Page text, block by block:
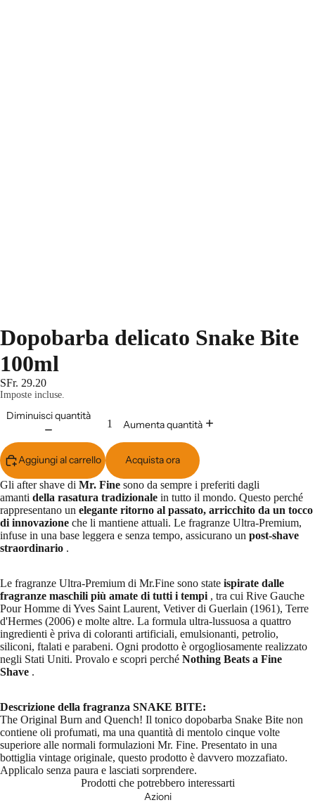
Azioni
Dopobarba delicato Snake Bite
100ml
SFr. 29.20
Imposte incluse.
Diminuisci quantità
Aumenta quantità
Aggiungi al carrello Acquista ora
Gli after shave di Mr. Fine sono da sempre i preferiti dagli
amanti della rasatura tradizionale in tutto il mondo. Questo perché
rappresentano un elegante ritorno al passato, arricchito da un tocco
di innovazione che li mantiene attuali. Le fragranze Ultra-Premium,
infuse in una base leggera e senza tempo, assicurano un post-shave
straordinario .
Le fragranze Ultra-Premium di Mr.Fine sono state ispirate dalle
fragranze maschili più amate di tutti i tempi , tra cui Rive Gauche
Pour Homme di Yves Saint Laurent, Vetiver di Guerlain (1961), Terre
d'Hermes (2006) e molte altre. La formula ultra-lussuosa a quattro
ingredienti è priva di coloranti artificiali, emulsionanti, petrolio,
siliconi, ftalati e parabeni. Ogni prodotto è orgogliosamente realizzato
negli Stati Uniti. Provalo e scopri perché Nothing Beats a Fine
Shave .
Descrizione della fragranza SNAKE BITE:
The Original Burn and Quench! Il tonico dopobarba Snake Bite non
contiene oli profumati, ma una quantità di mentolo cinque volte
superiore alle normali formulazioni Mr. Fine. Presentato in una
bottiglia vintage originale, questo prodotto è davvero mozzafiato.
Applicalo senza paura e lasciati sorprendere.
Prodotti che potrebbero interessarti